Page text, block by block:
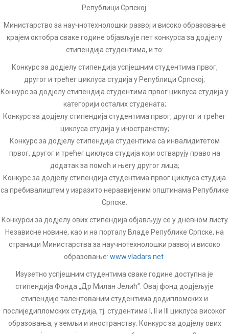
Републици Српској.
Министарство за научнотехнолошки развој и високо образовање
крајем октобра свaке године објављује пет конкурса за додјелу
стипендија студентима, и то:
Конкурс за додјелу стипендија успјешним студентима првог,
другог и трећег циклуса студија у Републици Српској;
Конкурс за додјелу стипендија студентима првог циклуса студија у
категорији осталих студената;
Конкурс за додјелу стипендија студентима првог, другог и трећег
циклуса студија у иностранству;
Конкурс за додјелу стипендија студентима са инвалидитетом
првог, другог и трећег циклуса студија који остварују право на
додатак за помоћ и његу другог лица;
Конкурс за додјелу стипендија студентима првог циклуса студија
са пребивалиштем у изразито неразвијеним општинама Републике
Српске.
Конкурси за додјелу ових стипендија објављују се у дневном листу
Независне новине, као и на порталу Владе Републике Српске, на
страници Министарства за научнотехнолошки развој и високо
образовање: www.vladars.net
Изузетно успјешним студентима сваке године доступна је
стипендија Фонда „Др Милан Јелић”. Овај фонд додјељује
стипендије талентованим студентима додипломских и
послиједипломских студија, тј. студентима I, II и III циклуса високог
образовања, у земљи и иностранству. Конкурс за додјелу ових